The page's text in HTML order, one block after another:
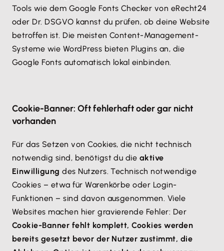
Tools wie dem Google Fonts Checker von eRecht24
oder Dr. DSGVO kannst du prüfen, ob deine Website
betroffen ist. Die meisten Content-Management-
Systeme wie WordPress bieten Plugins an, die
Google Fonts automatisch lokal einbinden.
Cookie-Banner: Oft fehlerhaft oder gar nicht
vorhanden
Für das Setzen von Cookies, die nicht technisch
notwendig sind, benötigst du die aktive
Einwilligung des Nutzers. Technisch notwendige
Cookies – etwa für Warenkörbe oder Login-
Funktionen – sind davon ausgenommen. Viele
Websites machen hier gravierende Fehler: Der
Cookie-Banner fehlt komplett, Cookies werden
bereits gesetzt bevor der Nutzer zustimmt, die